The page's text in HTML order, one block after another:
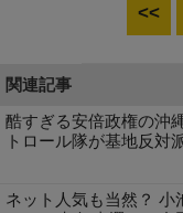
<<
関連記事
酷すぎる安倍政権の沖
トロール隊が基地反対
ネット人気も当然？ 小